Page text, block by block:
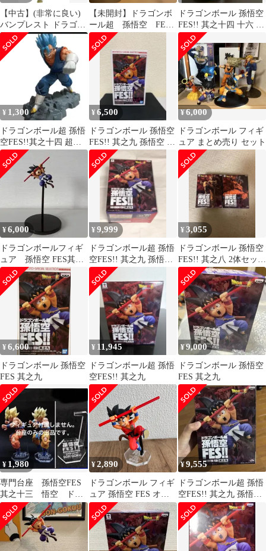
【中古】(非常に良い)
バンプレスト ドラゴン
ボール超 孫悟空FES!!
其之十四 超サイヤ人ゴ
ッド超サイヤ人ベジッ
【未開封】ドラゴンボ
ール超 孫悟空 FES!!
其之十四
ドラゴンボール 孫悟空
FES!! 其之十四 十六 悟
空 フィギア
¥ 1,300
ドラゴンボール超 孫悟
空FES!!其之十四 超サ
イヤ人ゴッド超サイヤ
人ブルー
¥6,500
ドラゴンボール 孫悟空
FES!! 其之九 孫悟空 フ
ィギュア
¥6,000
ドラゴンボール フィギ
ュア まとめ売り セット
¥6,000
ドラゴンボールフィギ
ュア 孫悟空 FES其之
九
¥9,999
ドラゴンボール超 孫悟
空FES!! 其之九 孫悟空
フィギュア
¥3,055
ドラゴンボール 孫悟空
FES!! 其之八 2体セット
フィギュア
¥6,600
ドラゴンボール 孫悟空
FES 其之九
¥ 11,945
ドラゴンボール超 孫悟
空FES!! 其之九
¥9,000
ドラゴンボール 孫悟空
FES 其之九
¥ 1,980
専門台座 孫悟空FES
其之十三 悟空 ドラ
ゴンボール フィギュ
ア
¥2,890
ドラゴンボール フィギ
ュア 孫悟空 FES オリ
ジナル台座付き
¥9,555
ドラゴンボール超 孫悟
空FES!! 其之九 孫悟空
フィギュア